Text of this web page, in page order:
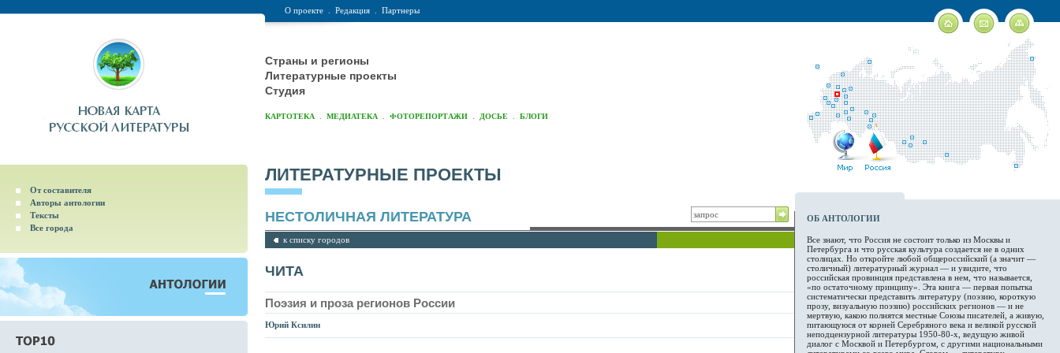
О проекте Редакция Партнеры
Страны и регионы
Литературные проекты
Студия
КАРТОТЕКА МЕДИАТЕКА ФОТОРЕПОРТАЖИ ДОСЬЕ БЛОГИ
От составителя
Авторы антологии
Тексты
Все города
ЛИТЕРАТУРНЫЕ ПРОЕКТЫ
НЕСТОЛИЧНАЯ ЛИТЕРАТУРА
к списку городов
ЧИТА
Поэзия и проза регионов России
Юрий Ксилин
ОБ АНТОЛОГИИ
Все знают, что Россия не состоит только из Москвы и
Петербурга и что русская культура создается не в одних
столицах. Но откройте любой общероссийский (а значит —
столичный) литературный журнал — и увидите, что
российская провинция представлена в нем, что называется,
«по остаточному принципу». Эта книга — первая попытка
систематически представить литературу (поэзию, короткую
прозу, визуальную поэзию) российских регионов — и не
мертвую, какою полнятся местные Союзы писателей, а живую,
питающуюся от корней Серебряного века и великой русской
неподцензурной литературы 1950-80-х, ведущую живой
диалог с Москвой и Петербургом, с другими национальными